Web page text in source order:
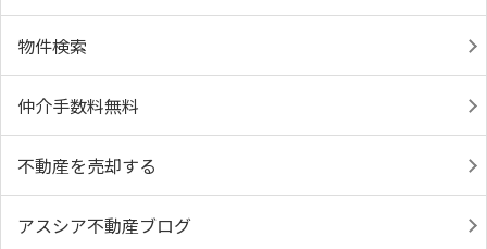
物件検索
仲介手数料無料
不動産を売却する
アスシア不動産ブログ